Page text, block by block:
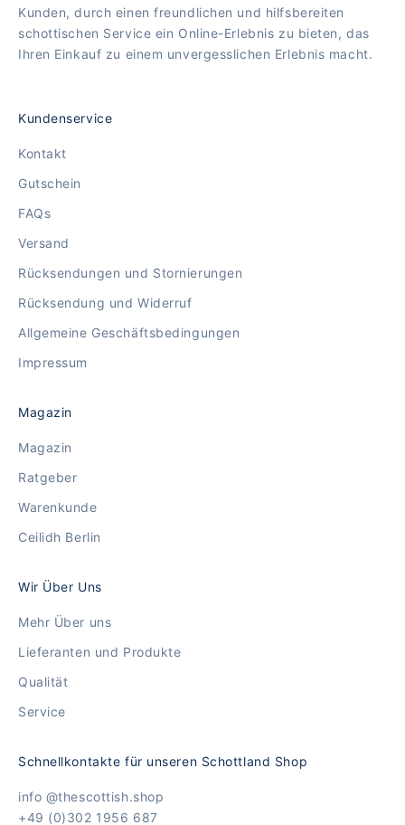
Kunden, durch einen freundlichen und hilfsbereiten
schottischen Service ein Online-Erlebnis zu bieten, das
Ihren Einkauf zu einem unvergesslichen Erlebnis macht.
Kundenservice
Kontakt
Gutschein
FAQs
Versand
Rücksendungen und Stornierungen
Rücksendung und Widerruf
Allgemeine Geschäftsbedingungen
Impressum
Magazin
Magazin
Ratgeber
Warenkunde
Ceilidh Berlin
Wir Über Uns
Mehr Über uns
Lieferanten und Produkte
Qualität
Service
Schnellkontakte für unseren Schottland Shop
info @thescottish.shop
+49 (0)302 1956 687